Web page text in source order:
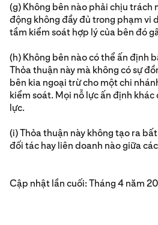
(g) Không bên nào phải chịu trách
động không đầy đủ trong phạm vi
tầm kiểm soát hợp lý của bên đó
(h) Không bên nào có thể ấn định
Thỏa thuận này mà không có sự
bên kia ngoại trừ cho một chi
kiểm soát. Mọi nỗ lực ấn định khác
lực.
(i) Thỏa thuận này không tạo ra
đối tác hay liên doanh nào giữa
Cập nhật lần cuối: Tháng 4 năm